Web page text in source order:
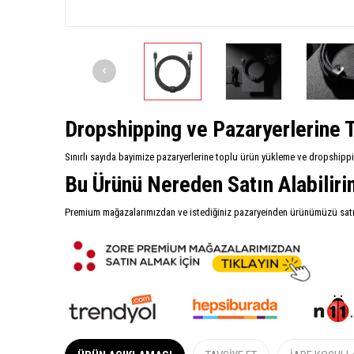
Dropshipping ve Pazaryerlerine
Sınırlı sayıda bayimize pazaryerlerine toplu ürün yükleme ve
Bu Ürünü Nereden Satın
Premium mağazalarımızdan ve istediğiniz pazaryeinden ürünümüzü